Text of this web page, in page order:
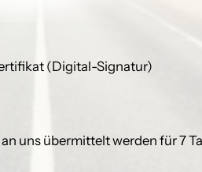
(Digital-Signatur)
uns übermittelt werden für 7